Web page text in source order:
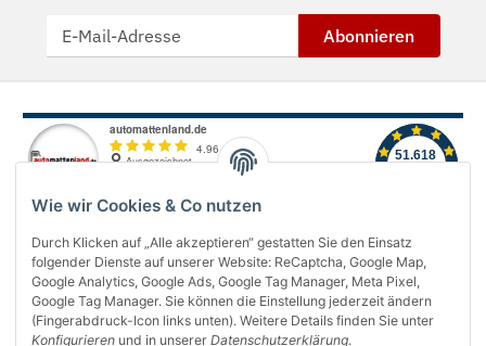
Wie wir Cookies & Co nutzen
Durch Klicken auf „Alle akzeptieren“ gestatten Sie den Einsatz
folgender Dienste auf unserer Website: ReCaptcha, Google Map,
Google Analytics, Google Ads, Google Tag Manager, Meta Pixel,
Google Tag Manager. Sie können die Einstellung jederzeit ändern
(Fingerabdruck-Icon links unten). Weitere Details finden Sie unter
Konfigurieren und in unserer Datenschutzerklärung.
Abonnieren
Über uns
Informationen